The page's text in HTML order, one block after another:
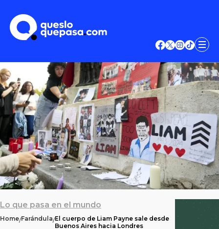
Lo que pasa en el mundo
Home/Farándula/El cuerpo de Liam Payne sale desde
Buenos Aires hacia Londres